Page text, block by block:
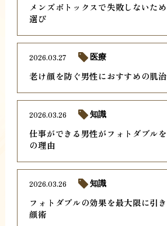
メンズボトックスで失敗しないた
選び
老け顔を防ぐ男性におすすめの肌
2026.03.27 医療
仕事ができる男性がフォトダブル
の理由
2026.03.26 知識
フォトダブルの効果を最大限に引
顔術
2026.03.26 知識